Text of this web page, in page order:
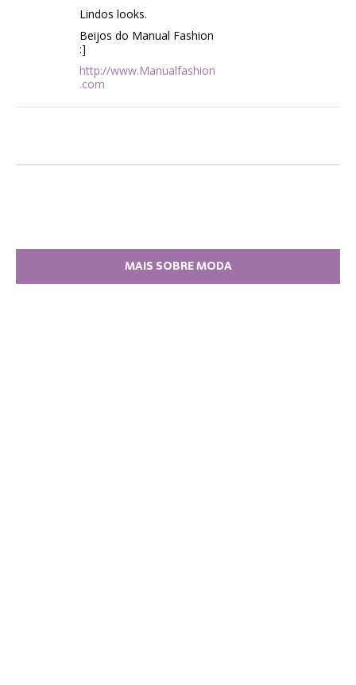
Lindos looks.
Beijos do Manual Fashion
:]
http://www.Manualfashion
.com
MAIS SOBRE MODA